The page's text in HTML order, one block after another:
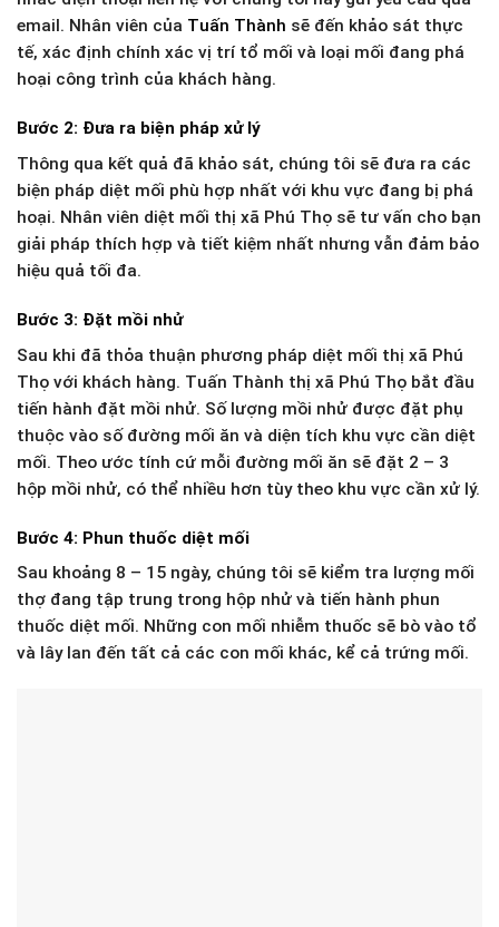
email. Nhân viên của Tuấn Thành sẽ đến khảo sát thực
tế, xác định chính xác vị trí tổ mối và loại mối đang phá
hoại công trình của khách hàng.
Bước 2: Đưa ra biện pháp xử lý
Thông qua kết quả đã khảo sát, chúng tôi sẽ đưa ra các
biện pháp diệt mối phù hợp nhất với khu vực đang bị phá
hoại. Nhân viên diệt mối thị xã Phú Thọ sẽ tư vấn cho bạn
giải pháp thích hợp và tiết kiệm nhất nhưng vẫn đảm bảo
hiệu quả tối đa.
Bước 3: Đặt mồi nhử
Sau khi đã thỏa thuận phương pháp diệt mối thị xã Phú
Thọ với khách hàng. Tuấn Thành thị xã Phú Thọ bắt đầu
tiến hành đặt mồi nhử. Số lượng mồi nhử được đặt phụ
thuộc vào số đường mối ăn và diện tích khu vực cần diệt
mối. Theo ước tính cứ mỗi đường mối ăn sẽ đặt 2 – 3
hộp mồi nhử, có thể nhiều hơn tùy theo khu vực cần xử lý.
Bước 4: Phun thuốc diệt mối
Sau khoảng 8 – 15 ngày, chúng tôi sẽ kiểm tra lượng mối
thợ đang tập trung trong hộp nhử và tiến hành phun
thuốc diệt mối. Những con mối nhiễm thuốc sẽ bò vào tổ
và lây lan đến tất cả các con mối khác, kể cả trứng mối.